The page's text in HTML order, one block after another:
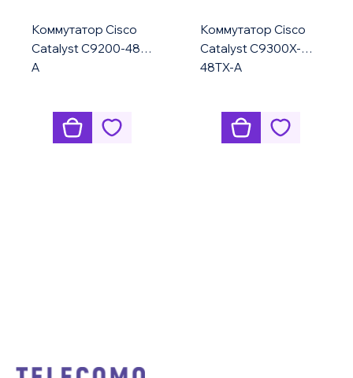
Коммутатор Cisco
Catalyst C9200-48P-
A
Коммутатор Cisco
Catalyst C9300X-
48TX-A